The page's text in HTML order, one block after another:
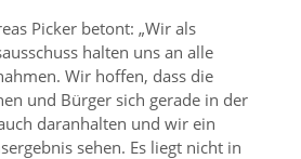
Picker betont: „Wir als
halten uns an alle
Wir hoffen, dass die
und Bürger sich gerade in der
daranhalten und wir ein
sehen. Es liegt nicht in